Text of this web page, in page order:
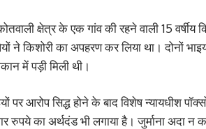
क्षेत्र के एक गांव की रहने वाली 15
किशोरी का अपहरण कर लिया था। दोनों
में पड़ी मिली थी।
पर आरोप सिद्ध होने के बाद विशेष न्यायधीश
रुपये का अर्थदंड भी लगाया है। जुर्माना अदा न